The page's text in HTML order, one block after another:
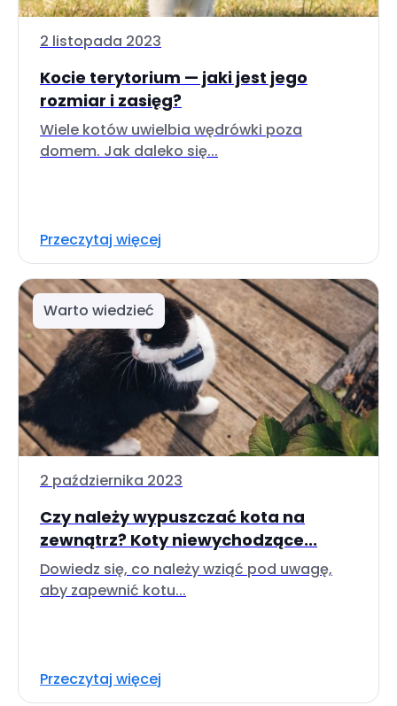
2 listopada 2023
Kocie terytorium — jaki jest jego
rozmiar i zasięg?
Wiele kotów uwielbia wędrówki poza
domem. Jak daleko się...
Przeczytaj więcej
Warto wiedzieć
2 października 2023
Czy należy wypuszczać kota na
zewnątrz? Koty niewychodzące...
Dowiedz się, co należy wziąć pod uwagę,
aby zapewnić kotu...
Przeczytaj więcej